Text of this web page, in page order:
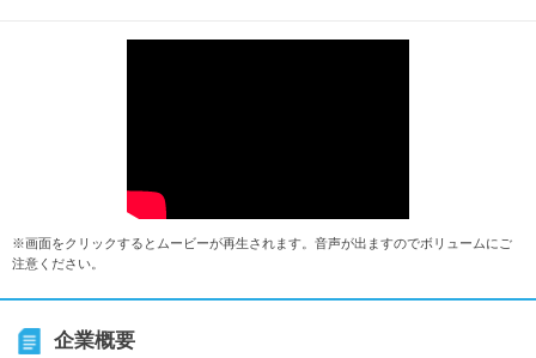
※画面をクリックするとムービーが再生されます。音声が出ますのでボリュームにご
注意ください。
企業概要